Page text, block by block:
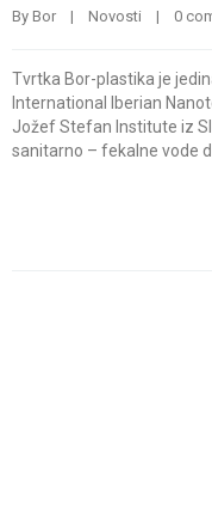
By Bor | Novosti | 0
Tvrtka Bor-plastika je
International Iberian
Jožef Stefan Institute iz
sanitarno – fekalne vode